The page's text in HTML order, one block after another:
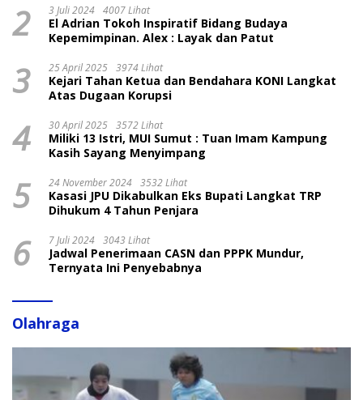
2 3 Juli 2024 4007 Lihat
El Adrian Tokoh Inspiratif Bidang Budaya
Kepemimpinan. Alex : Layak dan Patut
3 25 April 2025 3974 Lihat
Kejari Tahan Ketua dan Bendahara KONI Langkat
Atas Dugaan Korupsi
4 30 April 2025 3572 Lihat
Miliki 13 Istri, MUI Sumut : Tuan Imam Kampung
Kasih Sayang Menyimpang
5 24 November 2024 3532 Lihat
Kasasi JPU Dikabulkan Eks Bupati Langkat TRP
Dihukum 4 Tahun Penjara
6 7 Juli 2024 3043 Lihat
Jadwal Penerimaan CASN dan PPPK Mundur,
Ternyata Ini Penyebabnya
Olahraga